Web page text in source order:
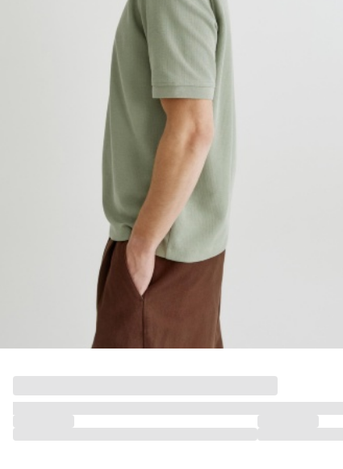
ПОДАРОЧНЫЕ СЕРТИФИКАТЫ
СКАНДИНАВСКОЕ ДЕТСТВО
ШКОЛА СКОРО
ЛЕГКО ГЛАДИТЬ
только онлайн
ПОДАРОЧНЫЕ СЕРТИФИКАТЫ
КУПАЛЬНЫЙ СЕЗОН
ЛЕТНЯЯ БЕЗМЯТЕЖНОСТЬ
ПОСУДА
ДЕКОР
АРОМАТЫ ДЛЯ ДОМА
ХРАНЕНИЕ
КАНЦЕЛЯРИЯ